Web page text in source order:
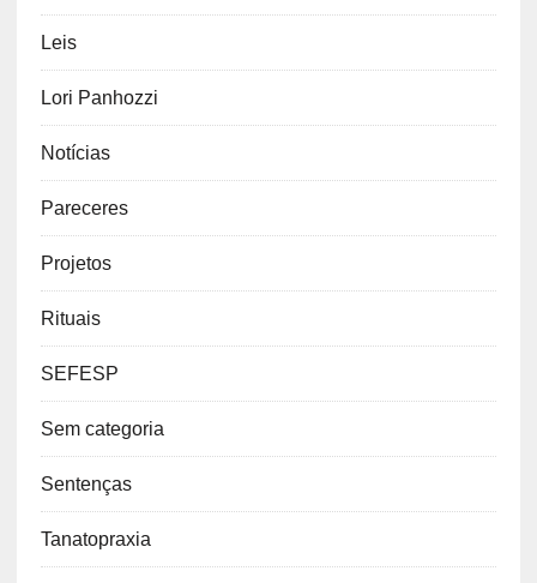
Leis
Lori Panhozzi
Notícias
Pareceres
Projetos
Rituais
SEFESP
Sem categoria
Sentenças
Tanatopraxia